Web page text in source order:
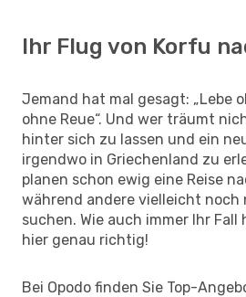
Ihr Flug von Korfu
Jemand hat mal gesagt: „Lebe
ohne Reue“. Und wer träumt
hinter sich zu lassen und ein
irgendwo in Griechenland zu
planen schon ewig eine Reise
während andere vielleicht noch
suchen. Wie auch immer Ihr
hier genau richtig!
Bei Opodo finden Sie Top-